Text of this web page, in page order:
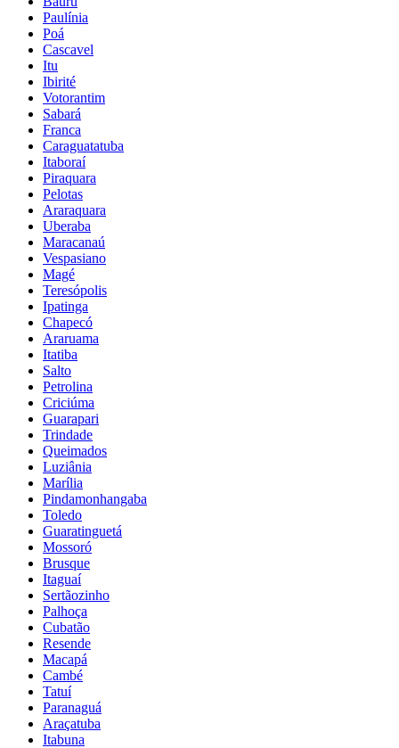
Paulínia
Poá
Cascavel
Itu
Ibirité
Votorantim
Sabará
Franca
Caraguatatuba
Itaboraí
Piraquara
Pelotas
Araraquara
Uberaba
Maracanaú
Vespasiano
Magé
Teresópolis
Ipatinga
Chapecó
Araruama
Itatiba
Salto
Petrolina
Criciúma
Guarapari
Trindade
Queimados
Luziânia
Marília
Pindamonhangaba
Toledo
Guaratinguetá
Mossoró
Brusque
Itaguaí
Sertãozinho
Palhoça
Cubatão
Resende
Macapá
Cambé
Tatuí
Paranaguá
Araçatuba
Itabuna